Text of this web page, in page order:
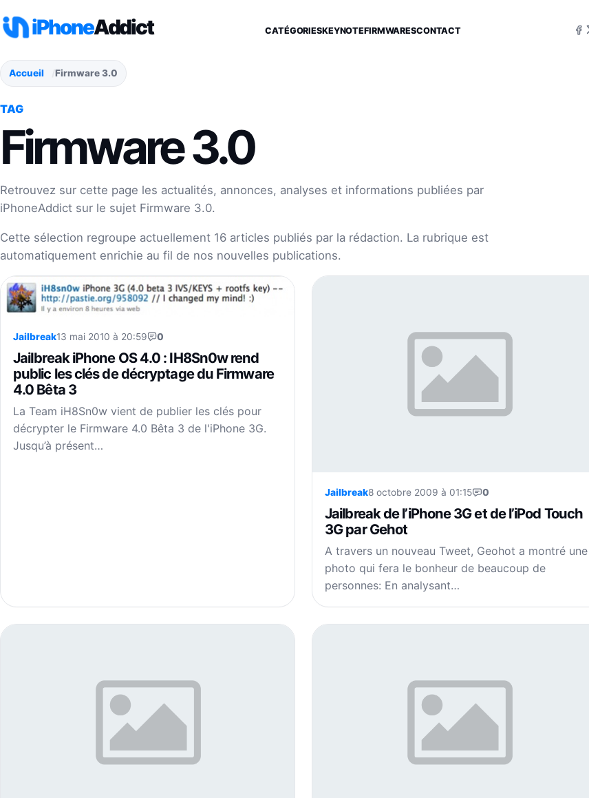
iPhoneAddict CATÉGORIESKEYNOTEFIRMWARESCONTACT
Accueil Firmware 3.0
TAG
Firmware 3.0
Retrouvez sur cette page les actualités, annonces, analyses et informations publiées par
iPhoneAddict sur le sujet Firmware 3.0.
Cette sélection regroupe actuellement 16 articles publiés par la rédaction. La rubrique est
automatiquement enrichie au fil de nos nouvelles publications.
Jailbreak13 mai 2010 à 20:59 0
JaiIbreak iPhone OS 4.0 : IH8Sn0w rend
public les clés de décryptage du Firmware
4.0 Bêta 3
La Team iH8Sn0w vient de publier les clés pour
décrypter le Firmware 4.0 Bêta 3 de l'iPhone 3G.
Jusqu’à présent…
Jailbreak8 octobre 2009 à 01:15 0
Jailbreak de l’iPhone 3G et de l’iPod Touch
3G par Gehot
A travers un nouveau Tweet, Geohot a montré une
photo qui fera le bonheur de beaucoup de
personnes: En analysant…